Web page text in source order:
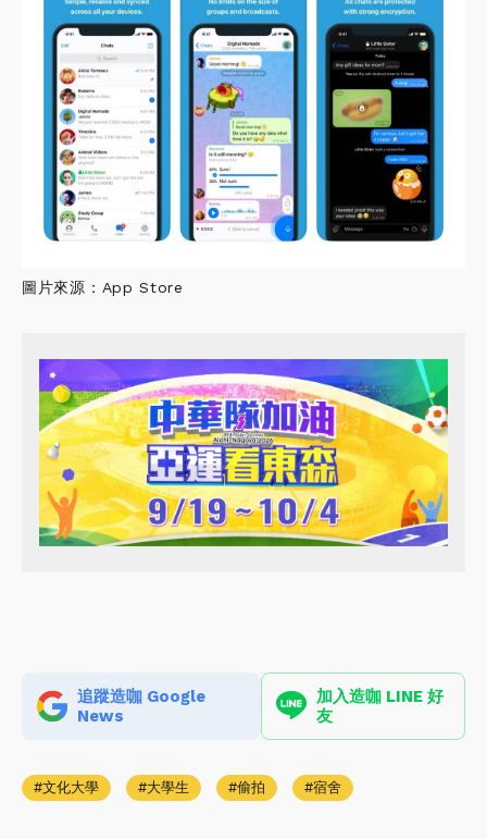
圖片來源：App Store
追蹤造咖 Google
News
加入造咖 LINE 好
友
文化大學 大學生 偷拍 宿舍